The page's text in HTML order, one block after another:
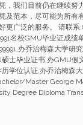
，我们目前仍在继续努
及范本，尽可能为所有
更广泛的服务。 请联系
名校GMU毕业证成绩
办乔治梅森大学研
硕士毕业证书,办GMU假
学位认证,办乔治梅森
Master George
Degree Diploma